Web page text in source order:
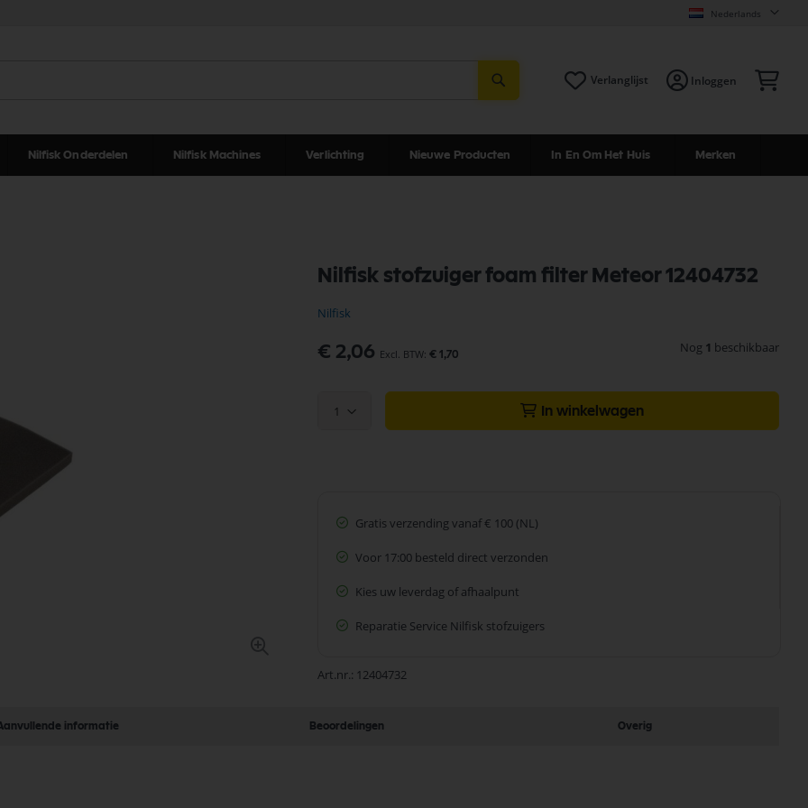
Nederlands
Verlanglijst Inloggen
Nilfisk Onderdelen Nilfisk Machines Verlichting Nieuwe Producten In En Om Het Huis Merken
Nilfisk stofzuiger foam filter Meteor 12404732
Nilfisk
€ 2,06 € 1,70 Nog 1 beschikbaar
1 In winkelwagen
Gratis verzending vanaf € 100 (NL)
Voor 17:00 besteld direct verzonden
Kies uw leverdag of afhaalpunt
Reparatie Service Nilfisk stofzuigers
Art.nr. 12404732
informatie Beoordelingen Overig